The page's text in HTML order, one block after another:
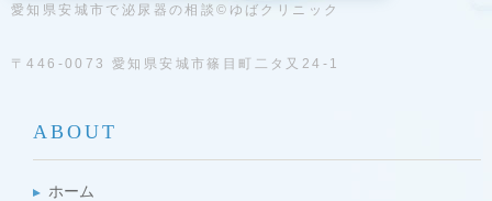
愛知県安城市で泌尿器の相談©ゆばクリニック
〒446-0073 愛知県安城市篠目町二タ又24-1
ABOUT
ホーム